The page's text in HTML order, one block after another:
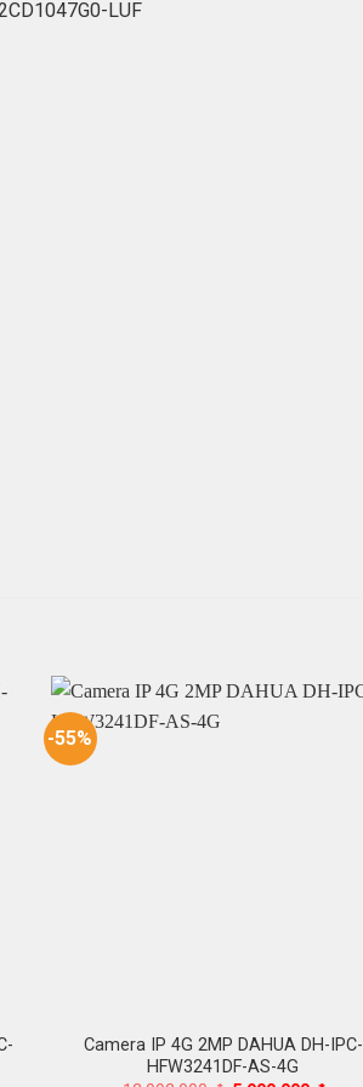
LUF
-55%
Camera IP 4G 2MP DAHUA DH-IPC-
HFW3241DF-AS-4G